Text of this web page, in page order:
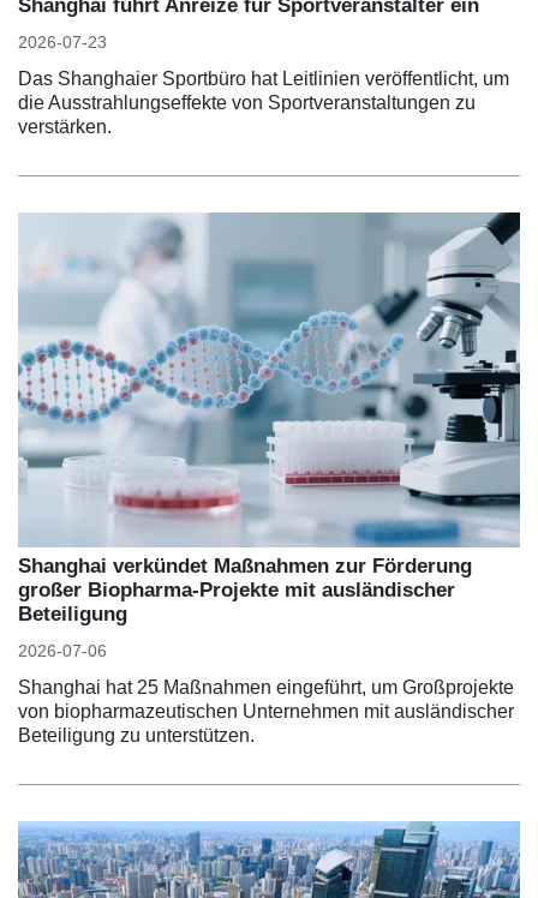
Shanghai führt Anreize für Sportveranstalter ein
2026-07-23
Das Shanghaier Sportbüro hat Leitlinien veröffentlicht, um
die Ausstrahlungseffekte von Sportveranstaltungen zu
verstärken.
Shanghai verkündet Maßnahmen zur Förderung
großer Biopharma-Projekte mit ausländischer
Beteiligung
2026-07-06
Shanghai hat 25 Maßnahmen eingeführt, um Großprojekte
von biopharmazeutischen Unternehmen mit ausländischer
Beteiligung zu unterstützen.